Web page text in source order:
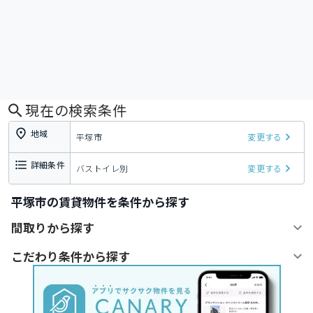
現在の検索条件
地域 平塚市 変更する
詳細条件 バストイレ別 変更する
平塚市の賃貸物件を条件から探す
間取りから探す
こだわり条件から探す